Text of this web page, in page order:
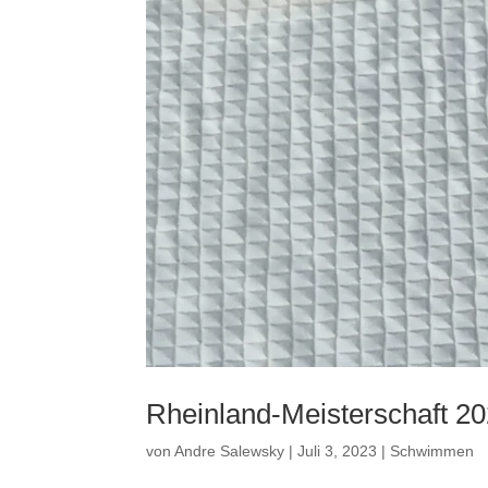
Rheinland-Meisterschaft
vonAndre Salewsky |Juli 3, 2023 | Schwimmen